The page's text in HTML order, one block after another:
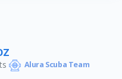
Alura Scuba Team